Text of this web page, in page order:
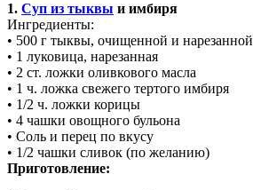
1. Суп из тыквы и имбиря
Ингредиенты:
• 500 г тыквы, очищенной и нарезанной
• 1 луковица, нарезанная
• 2 ст. ложки оливкового масла
• 1 ч. ложка свежего тертого имбиря
• 1/2 ч. ложки корицы
• 4 чашки овощного бульона
• Соль и перец по вкусу
• 1/2 чашки сливок (по желанию)
Приготовление: